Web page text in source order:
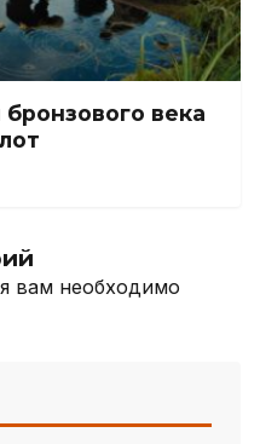
века
вам необходимо